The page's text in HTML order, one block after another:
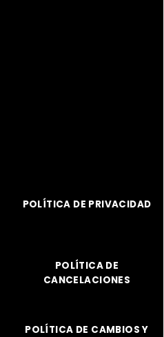
POLÍTICA DE PRIVACIDAD
POLÍTICA DE
CANCELACIONES
POLÍTICA DE CAMBIOS Y